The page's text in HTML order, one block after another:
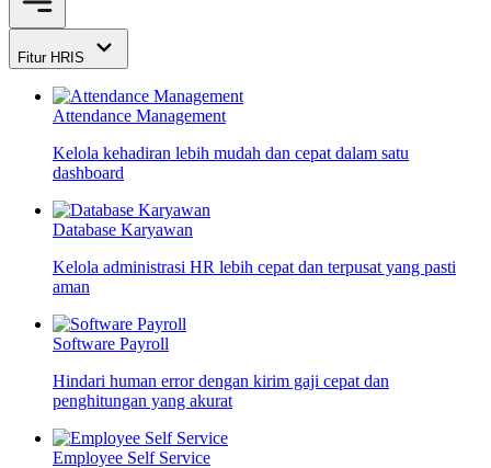
Fitur HRIS
Attendance Management
Kelola kehadiran lebih mudah dan cepat dalam satu
dashboard
Database Karyawan
Kelola administrasi HR lebih cepat dan terpusat yang pasti
aman
Software Payroll
Hindari human error dengan kirim gaji cepat dan
penghitungan yang akurat
Employee Self Service